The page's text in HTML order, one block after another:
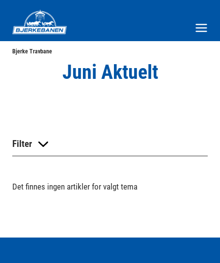
Bjerke Travbane
Juni Aktuelt
Filter
Det finnes ingen artikler for valgt tema